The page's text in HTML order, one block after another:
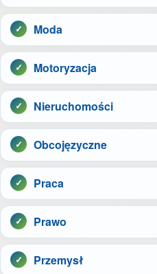
Moda
Motoryzacja
Nieruchomości
Obcojęzyczne
Praca
Prawo
Przemysł